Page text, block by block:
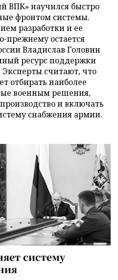
ВПК» научился быстро
фронтом системы.
разработки и ее
прежнему остается
Владислав Головин
ресурс поддержки
считают, что
отбирать наиболее
военным решения,
и включать
снабжения армии.
систему